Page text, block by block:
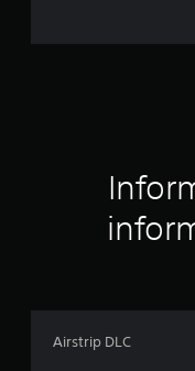
Airstrip DLC